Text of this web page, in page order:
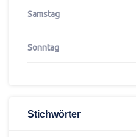
Samstag
Sonntag
Stichwörter